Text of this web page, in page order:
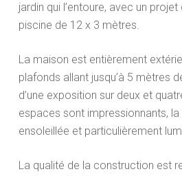
jardin qui l’entoure, avec un
piscine de 12 x 3 mètres.
La maison est entièrement
plafonds allant jusqu’à 5 mètres
d’une exposition sur deux et
espaces sont impressionnants,
ensoleillée et particulièrement
La qualité de la construction est